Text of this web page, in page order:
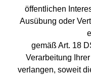
öffentlichen
Ausübung oder
gemäß Art. 18
Verarbeitung
verlangen, soweit